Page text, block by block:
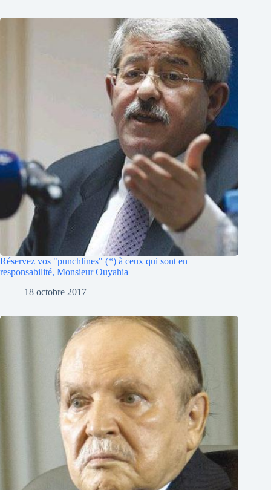
Réservez vos "punchlines" (*) à ceux qui sont en
responsabilité, Monsieur Ouyahia
18 octobre 2017